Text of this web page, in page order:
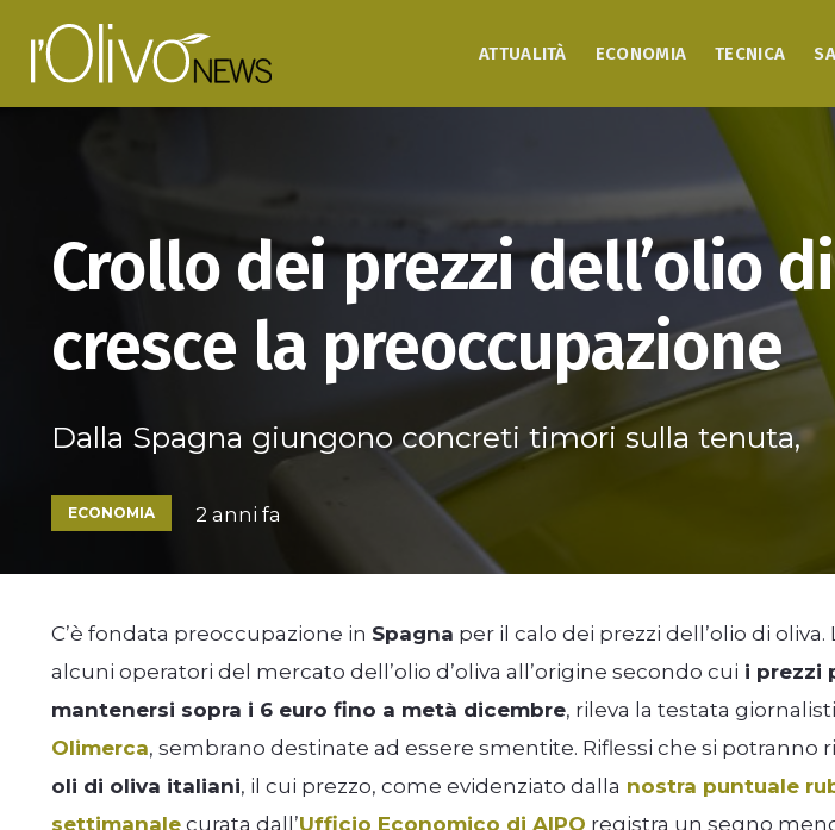
ATTUALITÀ ECONOMIA TECNICA
Crollo dei prezzi dell’olio
cresce la preoccupazione
Dalla Spagna giungono concreti timori sulla tenuta,
ECONOMIA 2 anni fa
C’è fondata preoccupazione in Spagna per il calo dei prezzi dell’olio di oliva.
alcuni operatori del mercato dell’olio d’oliva all’origine secondo cui i prezzi
mantenersi sopra i 6 euro fino a metà dicembre, rileva la testata
Olimerca, sembrano destinate ad essere smentite. Riflessi che si potranno
oli di oliva italiani, il cui prezzo, come evidenziato dalla nostra puntuale
settimanalecurata dall’Ufficio Economico di AIPO registra un segno